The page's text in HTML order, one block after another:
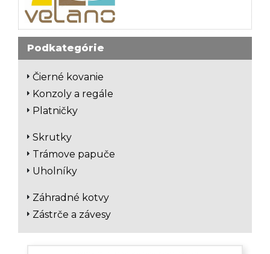
Čierné kovanie
Konzoly a regále
Platničky
Skrutky
Trámove papuče
Uholníky
Záhradné kotvy
Zástrče a závesy